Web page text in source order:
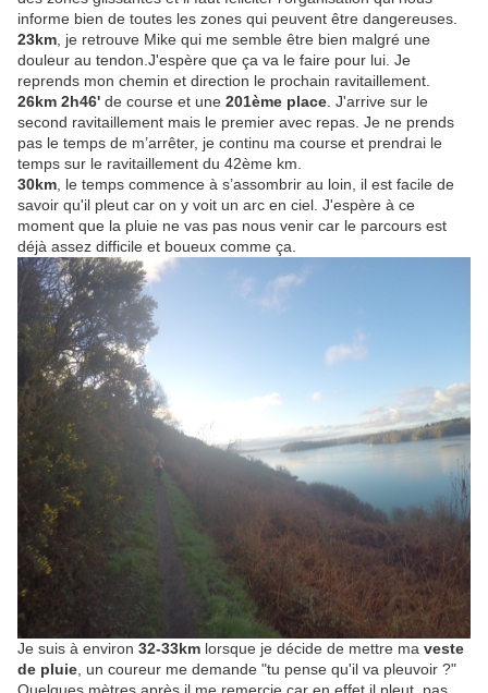
informe bien de toutes les zones qui peuvent être dangereuses.
23km , je retrouve Mike qui me semble être bien malgré une
douleur au tendon.J'espère que ça va le faire pour lui. Je
reprends mon chemin et direction le prochain ravitaillement.
26km 2h46' de course et une 201ème place . J'arrive sur le
second ravitaillement mais le premier avec repas. Je ne prends
pas le temps de m’arrêter, je continu ma course et prendrai le
temps sur le ravitaillement du 42ème km.
30km , le temps commence à s’assombrir au loin, il est facile de
savoir qu'il pleut car on y voit un arc en ciel. J'espère à ce
moment que la pluie ne vas pas nous venir car le parcours est
déjà assez difficile et boueux comme ça.
Je suis à environ 32-33km lorsque je décide de mettre ma veste
de pluie , un coureur me demande "tu pense qu'il va pleuvoir ?"